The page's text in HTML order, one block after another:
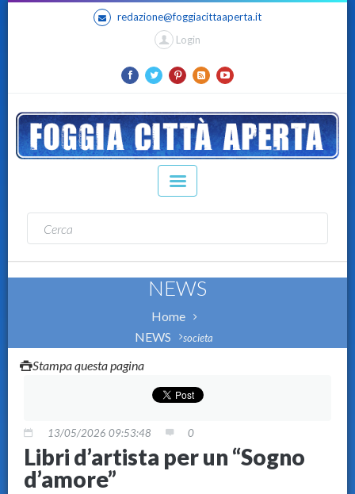
redazione@foggiacittaaperta.it
Login
NEWS
Home
NEWS
societa
Stampa questa pagina
13/05/2026 09:53:48 0
Libri d’artista per un “Sogno
d’amore”